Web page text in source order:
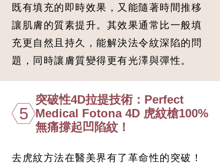
既有填充的即時效果，又能隨著時間推移
讓肌膚的質素提升。其效果通常比一般填
充更自然且持久，能解決法令紋深陷的問
題，同時讓膚質變得更有光澤與彈性。
5
突破性4D拉提技術：Perfect
Medical Fotona 4D 虎紋槍100%
無痛撐起凹陷紋！
去虎紋方法在醫美界有了革命性的突破！